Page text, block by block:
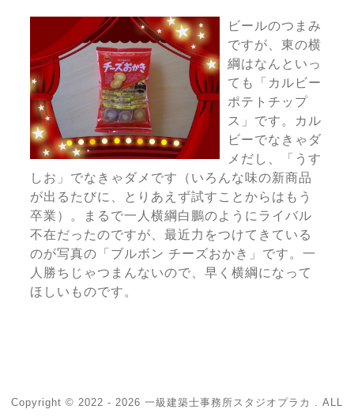
ビールのつまみ
ですが、東の横
綱はなんといっ
ても「カルビー
ポテトチップ
ス」です。カル
ビーでなきゃダ
メだし、「うす
しお」でなきゃダメです（いろんな味の新商品
が出るたびに、とりあえず試すことからはもう
卒業）。まるで一人横綱白鵬のようにライバル
不在だったのですが、最近力をつけてきている
のが写真の「ブルボン チーズおかき」です。一
人勝ちじゃつまんないので、早く横綱になって
ほしいものです。
Copyright © 2022 - 2026 一級建築士事務所スタジオプラカ . ALL